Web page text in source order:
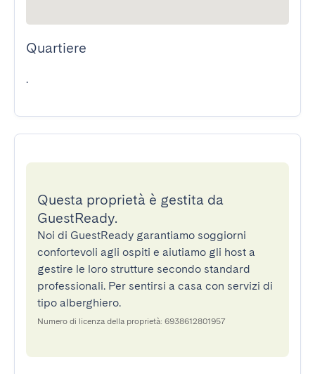
Quartiere
.
Questa proprietà è gestita da
GuestReady.
Noi di GuestReady garantiamo soggiorni
confortevoli agli ospiti e aiutiamo gli host a
gestire le loro strutture secondo standard
professionali. Per sentirsi a casa con servizi di
tipo alberghiero.
Numero di licenza della proprietà: 6938612801957